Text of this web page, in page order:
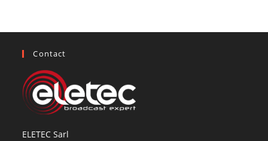
Contact
ELETEC Sarl